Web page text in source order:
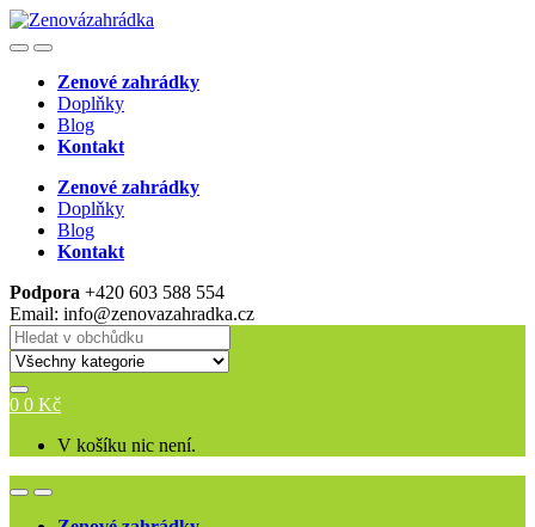
Skip
to
Skip
to
OpenClose
Zenové zahrádky
Doplňky
Blog
Kontakt
Zenové zahrádky
Doplňky
Blog
Kontakt
Podpora +420 603 588 554
Email: info@zenovazahradka.cz
Search
for:
0 0 Kč
V košíku nic není.
OpenClose